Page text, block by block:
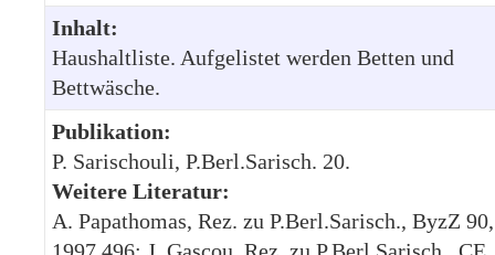
Inhalt:
Haushaltliste. Aufgelistet werden Betten und
Bettwäsche.
Publikation:
P. Sarischouli, P.Berl.Sarisch. 20.
Weitere Literatur:
A. Papathomas, Rez. zu P.Berl.Sarisch., ByzZ 90,
1997,496; J. Gascou, Rez. zu P.Berl.Sarisch., CE